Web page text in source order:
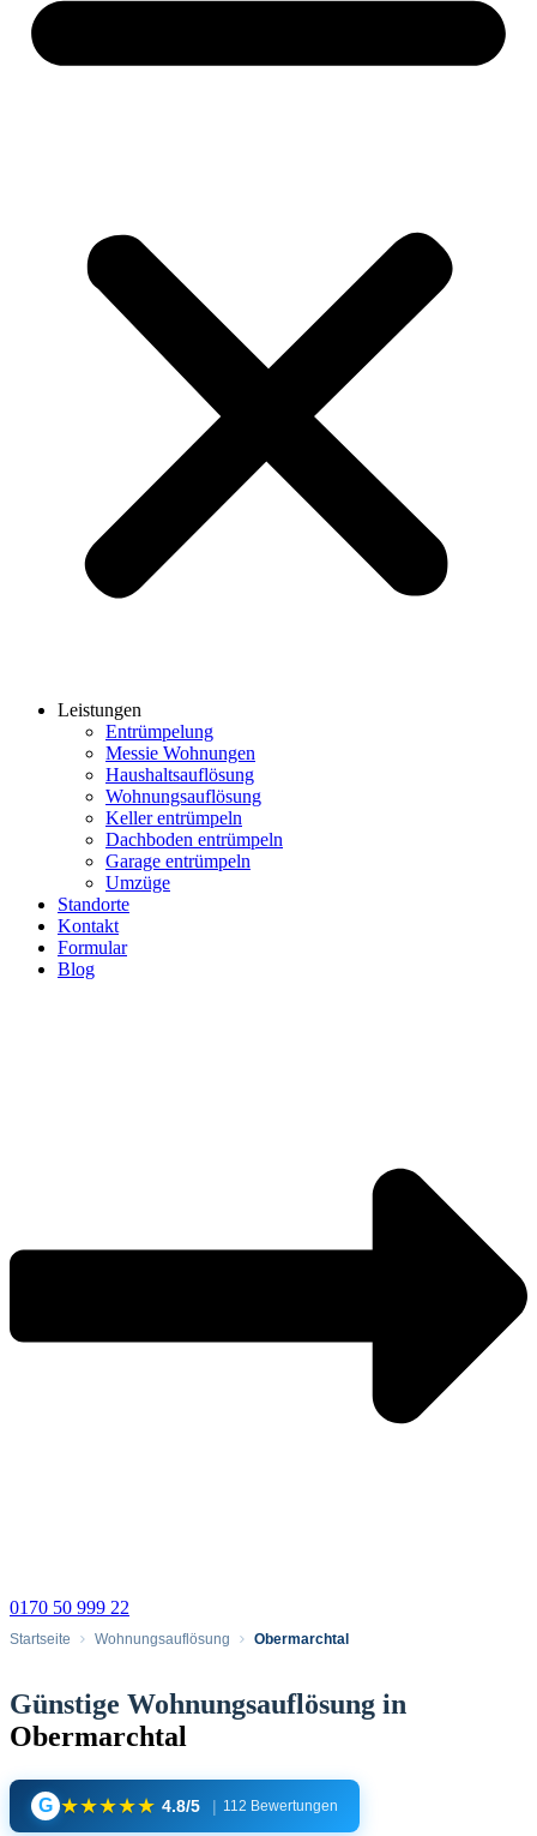
Leistungen
Entrümpelung
Messie Wohnungen
Haushaltsauflösung
Wohnungsauflösung
Keller entrümpeln
Dachboden entrümpeln
Garage entrümpeln
Umzüge
Standorte
Kontakt
Formular
Blog
0170 50 999 22
Startseite Wohnungsauflösung Obermarchtal
Günstige Wohnungsauflösung in
Obermarchtal
G ★★★★★ 4.8/5 | 112 Bewertungen